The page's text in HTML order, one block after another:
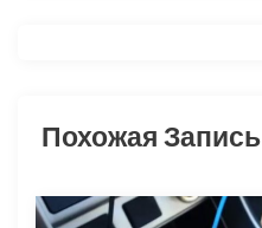
я
п
Похожая Запись